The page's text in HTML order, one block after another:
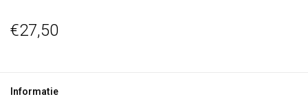
€27,50
Informatie